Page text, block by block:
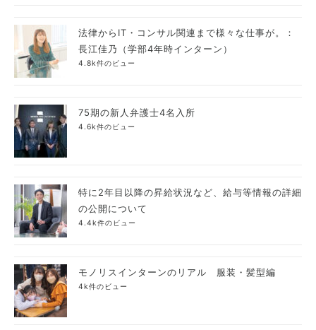
法律からIT・コンサル関連まで様々な仕事が。：
長江佳乃（学部4年時インターン）
4.8k件のビュー
75期の新人弁護士4名入所
4.6k件のビュー
特に2年目以降の昇給状況など、給与等情報の詳細
の公開について
4.4k件のビュー
モノリスインターンのリアル 服装・髪型編
4k件のビュー